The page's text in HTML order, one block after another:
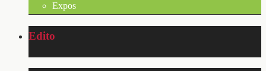
Expos
Edito